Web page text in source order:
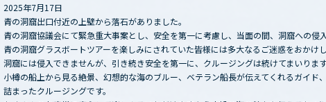
2025年7月17日
青の洞窟出口付近の上壁から落石がありました。
青の洞窟協議会にて緊急重大事案とし、安全を第一に考慮し、当面の間、洞窟への侵
青の洞窟グラスボートツアーを楽しみにされていた皆様には多大なるご迷惑をおかけ
洞窟には侵入できませんが、引き続き安全を第一に、クルージングは続けてまいります
小樽の船上から見る絶景、幻想的な海のブルー、ベテラン船長が伝えてくれるガイ
詰まったクルージングです。